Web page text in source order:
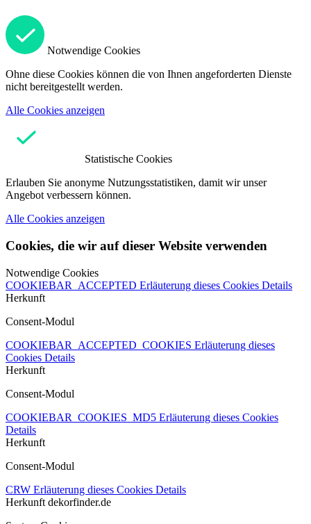
Notwendige Cookies
Ohne diese Cookies können die von Ihnen angeforderten Dienste
nicht bereitgestellt werden.
Alle Cookies anzeigen
Statistische Cookies
Erlauben Sie anonyme Nutzungsstatistiken, damit wir unser
Angebot verbessern können.
Alle Cookies anzeigen
Cookies, die wir auf dieser Website verwenden
Notwendige Cookies
COOKIEBAR_ACCEPTED Erläuterung dieses Cookies Details
Herkunft
Consent-Modul
COOKIEBAR_ACCEPTED_COOKIES Erläuterung dieses
Cookies Details
Herkunft
Consent-Modul
COOKIEBAR_COOKIES_MD5 Erläuterung dieses Cookies
Details
Herkunft
Consent-Modul
CRW Erläuterung dieses Cookies Details
Herkunft dekorfinder.de